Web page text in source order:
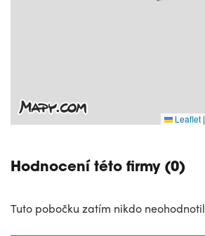
Leaflet |
Hodnocení této firmy (0)
Tuto pobočku zatím nikdo neohodnotil